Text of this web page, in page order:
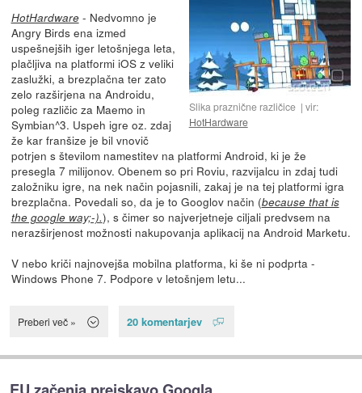
Slika praznične različice
vir:
HotHardware
HotHardware- Nedvomno je
Angry Birds ena izmed
uspešnejših iger letošnjega leta,
plačljiva na platformi iOS z veliki
zaslužki, a brezplačna ter zato
zelo razširjena na Androidu,
poleg različic za Maemo in
Symbian^3. Uspeh igre oz. zdaj
že kar franšize je bil vnovič
potrjen s številom namestitev na platformi Android, ki je že
presegla 7 milijonov. Obenem so pri Roviu, razvijalcu in zdaj tudi
založniku igre, na nek način pojasnili, zakaj je na tej platformi igra
brezplačna. Povedali so, da je to Googlov način (because that is
the google way;-).), s čimer so najverjetneje ciljali predvsem na
nerazširjenost možnosti nakupovanja aplikacij na Android Marketu.
V nebo kriči najnovejša mobilna platforma, ki še ni podprta -
Windows Phone 7. Podpore v letošnjem letu...
Preberi več » 20 komentarjev